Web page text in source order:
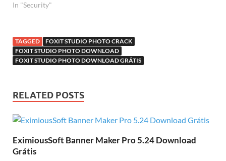
In "Security"
TAGGED
FOXIT STUDIO PHOTO CRACK
FOXIT STUDIO PHOTO DOWNLOAD
FOXIT STUDIO PHOTO DOWNLOAD GRÁTIS
RELATED POSTS
EximiousSoft Banner Maker Pro 5.24 Download
Grátis